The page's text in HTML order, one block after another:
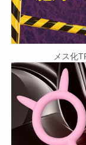
メス化